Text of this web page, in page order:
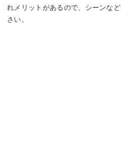
れメリットがあるので、シーンな
さい。